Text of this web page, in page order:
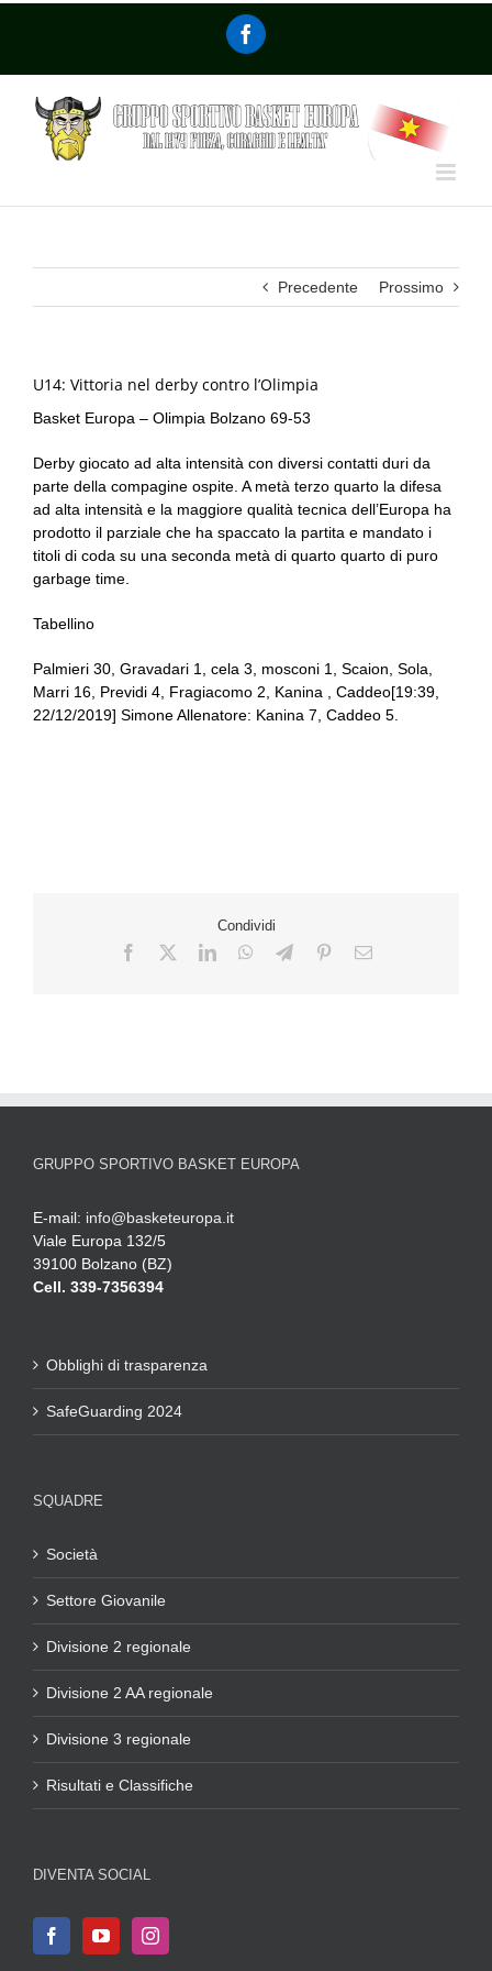
Precedente Prossimo
U14: Vittoria nel derby contro l’Olimpia
Basket Europa – Olimpia Bolzano 69-53
Derby giocato ad alta intensità con diversi contatti duri da
parte della compagine ospite. A metà terzo quarto la difesa
ad alta intensità e la maggiore qualità tecnica dell’Europa ha
prodotto il parziale che ha spaccato la partita e mandato i
titoli di coda su una seconda metà di quarto quarto di puro
garbage time.
Tabellino
Palmieri 30, Gravadari 1, cela 3, mosconi 1, Scaion, Sola,
Marri 16, Previdi 4, Fragiacomo 2, Kanina , Caddeo[19:39,
22/12/2019] Simone Allenatore: Kanina 7, Caddeo 5.
Condividi
GRUPPO SPORTIVO BASKET EUROPA
E-mail: info@basketeuropa.it
Viale Europa 132/5
39100 Bolzano (BZ)
Cell. 339-7356394
Obblighi di trasparenza
SafeGuarding 2024
SQUADRE
Società
Settore Giovanile
Divisione 2 regionale
Divisione 2 AA regionale
Divisione 3 regionale
Risultati e Classifiche
DIVENTA SOCIAL